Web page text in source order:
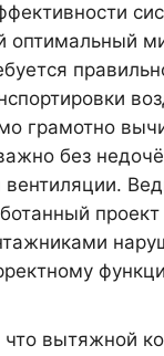
оптимальный
грамотно
без
проект
вытяжной